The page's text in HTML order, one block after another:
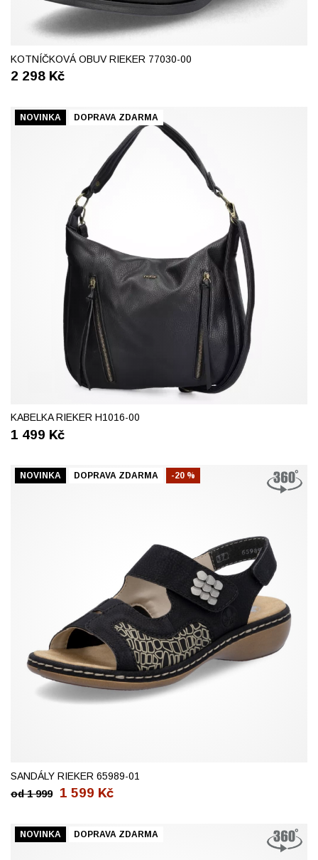
KOTNÍČKOVÁ OBUV RIEKER 77030-00
38 39 40 41
2 298 Kč
NOVINKA DOPRAVA ZDARMA
KABELKA RIEKER H1016-00
1 499 Kč
NOVINKA DOPRAVA ZDARMA -20 %
SANDÁLY RIEKER 65989-01
1 599 Kč
od 1 999
NOVINKA DOPRAVA ZDARMA